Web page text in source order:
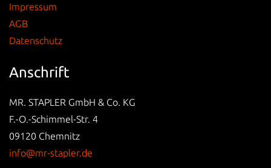
Impressum
AGB
Datenschutz
Anschrift
MR. STAPLER GmbH & Co. KG
F.-O.-Schimmel-Str. 4
09120 Chemnitz
info@mr-stapler.de